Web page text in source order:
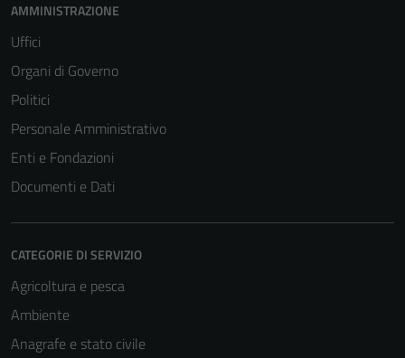
AMMINISTRAZIONE
Uffici
Organi di Governo
Politici
Personale Amministrativo
Enti e Fondazioni
Documenti e Dati
CATEGORIE DI SERVIZIO
Agricoltura e pesca
Ambiente
Anagrafe e stato civile